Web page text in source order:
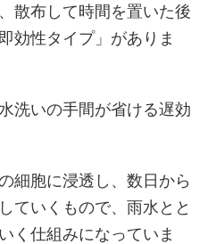
散布して時間を置いた後
効性タイプ」がありま
洗いの手間が省ける遅効
細胞に浸透し、数日から
ていくもので、雨水とと
く仕組みになっていま